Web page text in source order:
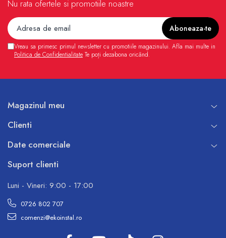
Nu rata ofertele si promotiile noastre
Vreau sa primesc primul newsletter cu promotiile magazinului. Afla mai multe in
Politica de Confidentialitate Te poți dezabona oricând.
Magazinul meu
Clienti
Date comerciale
Suport clienti
Luni - Vineri: 9:00 - 17:00
0726 802 707
comenzi@ekoinstal.ro